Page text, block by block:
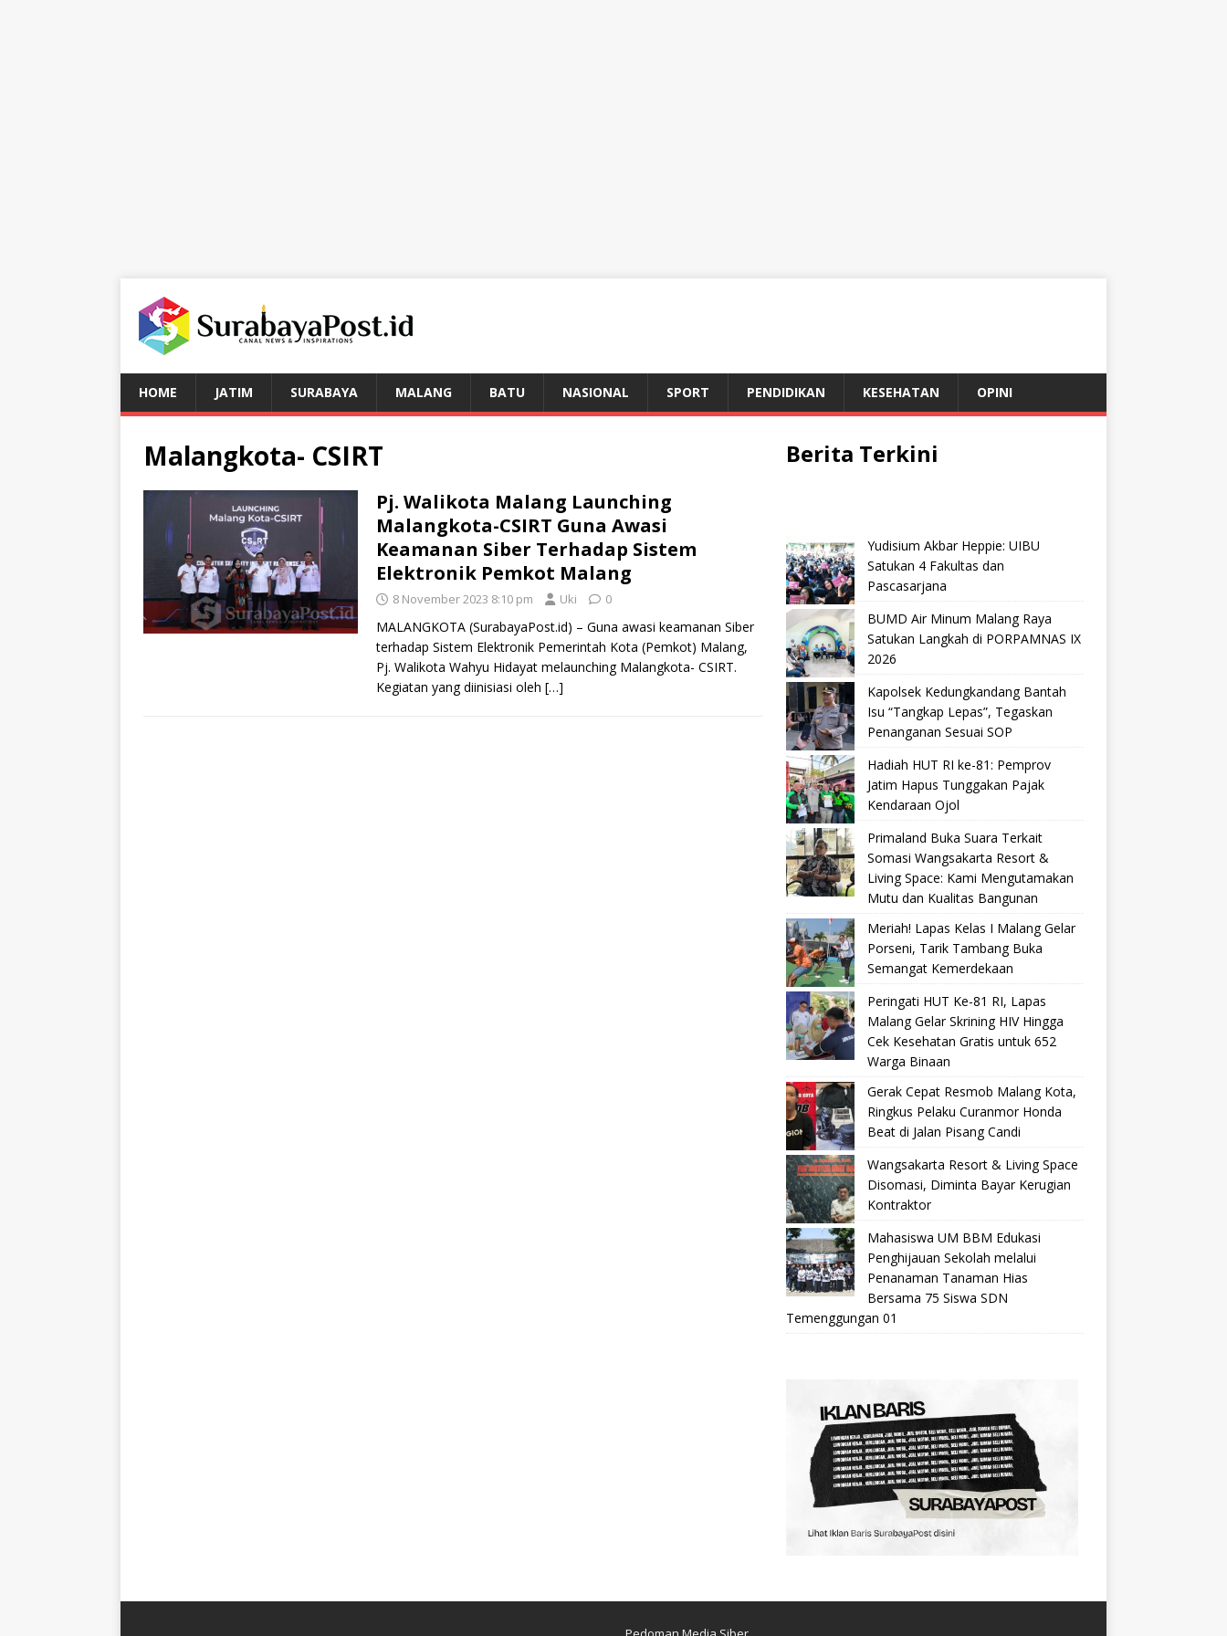
HOME JATIM SURABAYA MALANG BATU NASIONAL SPORT PENDIDIKAN KESEHATAN OPINI
Malangkota- CSIRT
Pj. Walikota Malang Launching
Malangkota-CSIRT Guna Awasi
Keamanan Siber Terhadap Sistem
Elektronik Pemkot Malang
8 November 2023 8:10 pm Uki 0
MALANGKOTA (SurabayaPost.id) – Guna awasi keamanan Siber
terhadap Sistem Elektronik Pemerintah Kota (Pemkot) Malang,
Pj. Walikota Wahyu Hidayat melaunching Malangkota- CSIRT.
Kegiatan yang diinisiasi oleh […]
Berita Terkini
Yudisium Akbar Heppie: UIBU
Satukan 4 Fakultas dan
Pascasarjana
BUMD Air Minum Malang Raya
Satukan Langkah di PORPAMNAS IX
2026
Kapolsek Kedungkandang Bantah
Isu “Tangkap Lepas”, Tegaskan
Penanganan Sesuai SOP
Hadiah HUT RI ke-81: Pemprov
Jatim Hapus Tunggakan Pajak
Kendaraan Ojol
Primaland Buka Suara Terkait
Somasi Wangsakarta Resort &
Living Space: Kami Mengutamakan
Mutu dan Kualitas Bangunan
Meriah! Lapas Kelas I Malang Gelar
Porseni, Tarik Tambang Buka
Semangat Kemerdekaan
Peringati HUT Ke-81 RI, Lapas
Malang Gelar Skrining HIV Hingga
Cek Kesehatan Gratis untuk 652
Warga Binaan
Gerak Cepat Resmob Malang Kota,
Ringkus Pelaku Curanmor Honda
Beat di Jalan Pisang Candi
Wangsakarta Resort & Living Space
Disomasi, Diminta Bayar Kerugian
Kontraktor
Mahasiswa UM BBM Edukasi
Penghijauan Sekolah melalui
Penanaman Tanaman Hias
Bersama 75 Siswa SDN
Temenggungan 01